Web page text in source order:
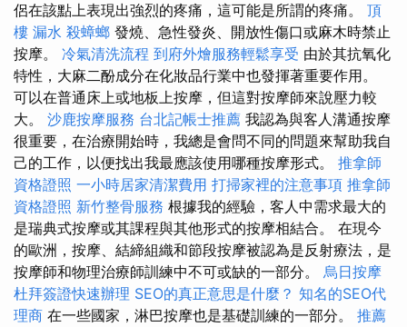
侶在該點上表現出強烈的疼痛，這可能是所謂的疼痛。 頂
樓 漏水 殺蟑螂 發燒、急性發炎、開放性傷口或麻木時禁止
按摩。 冷氣清洗流程 到府外燴服務輕鬆享受 由於其抗氧化
特性，大麻二酚成分在化妝品行業中也發揮著重要作用。
可以在普通床上或地板上按摩，但這對按摩師來說壓力較
大。 沙鹿按摩服務 台北記帳士推薦 我認為與客人溝通按摩
很重要，在治療開始時，我總是會問不同的問題來幫助我自
己的工作，以便找出我最應該使用哪種按摩形式。 推拿師
資格證照 一小時居家清潔費用 打掃家裡的注意事項 推拿師
資格證照 新竹整骨服務 根據我的經驗，客人中需求最大的
是瑞典式按摩或其課程與其他形式的按摩相結合。 在現今
的歐洲，按摩、結締組織和節段按摩被認為是反射療法，是
按摩師和物理治療師訓練中不可或缺的一部分。 烏日按摩
杜拜簽證快速辦理 SEO的真正意思是什麼？ 知名的SEO代
理商 在一些國家，淋巴按摩也是基礎訓練的一部分。 推薦